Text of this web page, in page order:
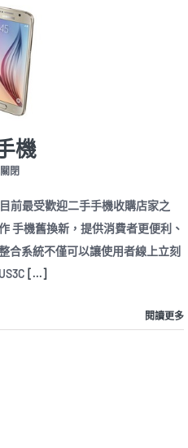
機
閉
前最受歡迎二手手機收購店家之
手機舊換新，提供消費者更便利、
合系統不僅可以讓使用者線上立刻
[...]
閱讀更多